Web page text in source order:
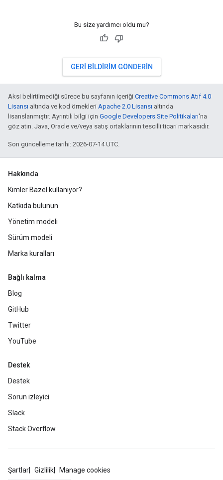
Bu size yardımcı oldu mu?
GERI BILDIRIM GÖNDERIN
Aksi belirtilmediği sürece bu sayfanın içeriği Creative Commons Atıf 4.0
Lisansı altında ve kod örnekleri Apache 2.0 Lisansı altında
lisanslanmıştır. Ayrıntılı bilgi için Google Developers Site Politikaları'na
göz atın. Java, Oracle ve/veya satış ortaklarının tescilli ticari markasıdır.
Son güncelleme tarihi: 2026-07-14 UTC.
Hakkında
Kimler Bazel kullanıyor?
Katkıda bulunun
Yönetim modeli
Sürüm modeli
Marka kuralları
Bağlı kalma
Blog
GitHub
Twitter
YouTube
Destek
Destek
Sorun izleyici
Slack
Stack Overflow
Şartlar Gizlilik Manage cookies